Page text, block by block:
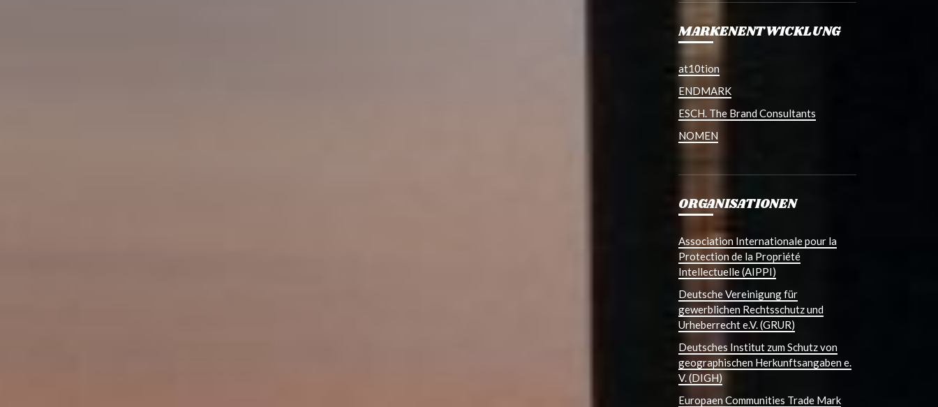
MARKENENTWICKLUNG
at10tion
ENDMARK
ESCH. The Brand Consultants
NOMEN
ORGANISATIONEN
Association Internationale pour la
Protection de la Propriété
Intellectuelle (AIPPI)
Deutsche Vereinigung für
gewerblichen Rechtsschutz und
Urheberrecht e.V. (GRUR)
Deutsches Institut zum Schutz von
geographischen Herkunftsangaben e.
V. (DIGH)
Europaen Communities Trade Mark